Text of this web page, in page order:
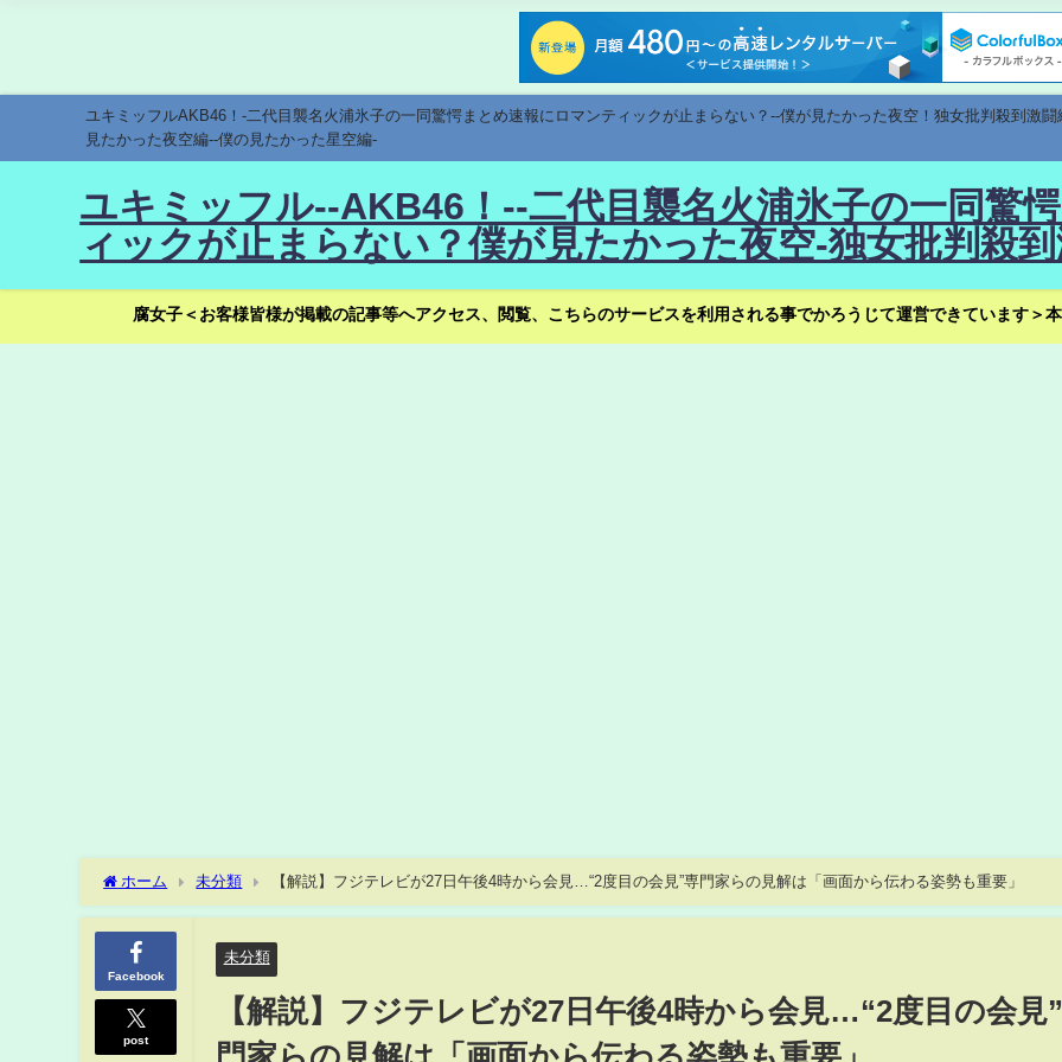
ユキミッフルAKB46！-二代目襲名火浦氷子の一同驚愕まとめ速報にロマンティックが止まらない？--僕が見たかった夜空！独女批判殺到激
見たかった夜空編--僕の見たかった星空編-
ユキミッフル--AKB46！--二代目襲名火浦氷子の一同驚
ィックが止まらない？僕が見たかった夜空-独女批判殺
腐女子＜お客様皆様が掲載の記事等へアクセス、閲覧、こちらのサービスを利用される事でかろうじて運営できています＞
ホーム 未分類 【解説】フジテレビが27日午後4時から会見…“2度目の会見”専門家らの見解は「画面から伝わる姿勢も重要」
Facebook
post
未分類
【解説】フジテレビが27日午後4時から会見…“2度目の会見
門家らの見解は「画面から伝わる姿勢も重要」